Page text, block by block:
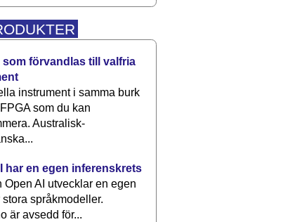
som förvandlas till valfria
instrument i samma burk
som du kan
Australisk-
har en egen inferenskrets
Open AI utvecklar en egen
stora språkmodeller.
är avsedd för...